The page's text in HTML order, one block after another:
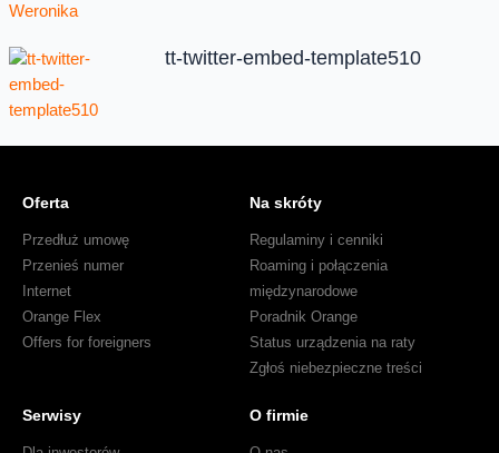
tt-twitter-embed-template510
Oferta
Przedłuż umowę
Przenieś numer
Internet
Orange Flex
Offers for foreigners
Na skróty
Regulaminy i cenniki
Roaming i połączenia
międzynarodowe
Poradnik Orange
Status urządzenia na raty
Zgłoś niebezpieczne treści
Serwisy O firmie